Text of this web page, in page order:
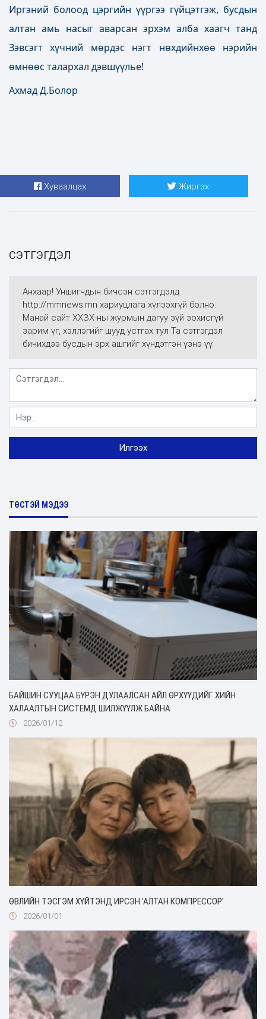
Иргэний болоод цэргийн үүргээ гүйцэтгэж, бусдын
алтан амь насыг аварсан эрхэм алба хаагч танд
Зэвсэгт хүчний мөрдэс нэгт нөхдийнхөө нэрийн
өмнөөс талархал дэвшүүлье!
Ахмад Д.Болор
Хуваалцах Жиргэх
СЭТГЭГДЭЛ
Анхаар! Уншигчдын бичсэн сэтгэгдэлд
http://mmnews.mn хариуцлага хүлээхгүй болно.
Манай сайт ХХЗХ-ны журмын дагуу зүй зохисгүй
зарим үг, хэллэгийг шууд устгах тул Та сэтгэгдэл
бичихдээ бусдын эрх ашгийг хүндэтгэн үзнэ үү.
ТӨСТЭЙ МЭДЭЭ
БАЙШИН СУУЦАА БҮРЭН ДУЛААЛСАН АЙЛ ӨРХҮҮДИЙГ ХИЙН
ХАЛААЛТЫН СИСТЕМД ШИЛЖҮҮЛЖ БАЙНА
2026/01/12
ӨВЛИЙН ТЭСГЭМ ХҮЙТЭНД ИРСЭН 'АЛТАН КОМПРЕССОР'
2026/01/01